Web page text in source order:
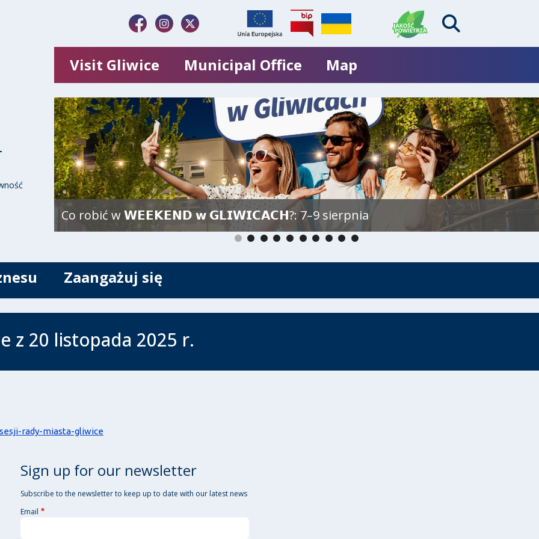
Visit Gliwice Municipal Office Map
Co robić w 𝗪𝗘𝗘𝗞𝗘𝗡𝗗 𝘄 𝗚𝗟𝗜𝗪𝗜𝗖𝗔𝗖𝗛?: 7–9 sierpnia
Zaangażuj się
z 20 listopada 2025 r.
rady-miasta-gliwice
Sign up for our newsletter
Subscribe to the newsletter to keep up to date with our latest news
Email